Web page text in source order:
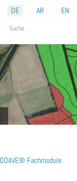
DE AR
EN
Fachmodule